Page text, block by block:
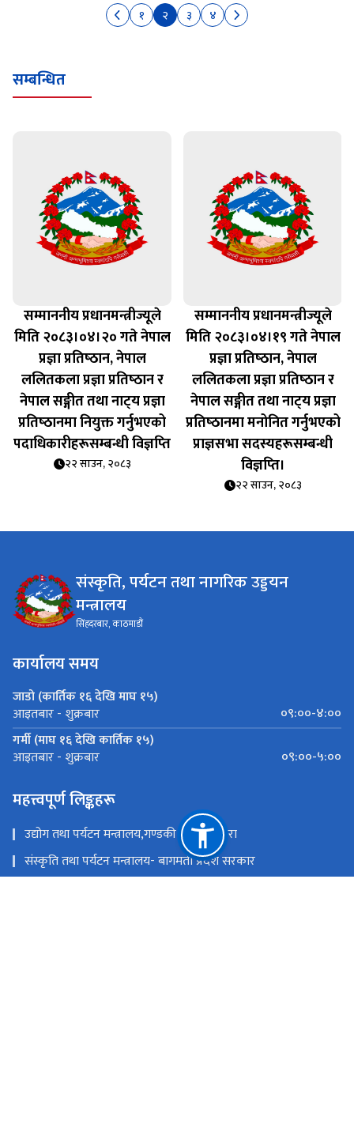
१ २ ३ ४
सम्बन्धित
सम्माननीय प्रधानमन्त्रीज्यूले
मिति २०८३।०४।२० गते नेपाल
प्रज्ञा प्रतिष्‍ठान, नेपाल
ललितकला प्रज्ञा प्रतिष्‍ठान र
नेपाल सङ्गीत तथा नाट्‍य प्रज्ञा
प्रतिष्‍ठानमा नियुक्त गर्नुभएको
पदाधिकारीहरूसम्बन्धी विज्ञप्‍ति
२२ साउन, २०८३
सम्माननीय प्रधानमन्त्रीज्यूले
मिति २०८३।०४।१९ गते नेपाल
प्रज्ञा प्रतिष्‍ठान, नेपाल
ललितकला प्रज्ञा प्रतिष्‍ठान र
नेपाल सङ्गीत तथा नाट्‍य प्रज्ञा
प्रतिष्‍ठानमा मनोनित गर्नुभएको
प्राज्ञसभा सदस्यहरूसम्बन्धी
विज्ञप्‍ति।
२२ साउन, २०८३
संस्कृति, पर्यटन तथा नागरिक उड्डयन
मन्त्रालय
सिंहदरबार, काठमाडौं
कार्यालय समय
जाडो (कार्तिक १६ देखि माघ १५)
आइतबार - शुक्रबार
०९:००-४:००
गर्मी (माघ १६ देखि कार्तिक १५)
आइतबार - शुक्रबार ०९:००-५:००
महत्त्वपूर्ण लिङ्कहरू
उद्योग तथा पर्यटन मन्त्रालय,गण्डकी प्रदेश ,पोखरा
संस्कृति तथा पर्यटन मन्त्रालय- बागमती प्रदेश सरकार